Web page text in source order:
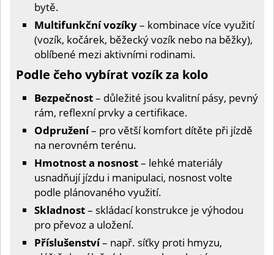
bytě.
Multifunkční vozíky– kombinace více využití
(vozík, kočárek, běžecký vozík nebo na běžky),
oblíbené mezi aktivními rodinami.
Podle čeho vybírat vozík za kolo
Bezpečnost– důležité jsou kvalitní pásy, pevný
rám, reflexní prvky a certifikace.
Odpružení– pro větší komfort dítěte při jízdě
na nerovném terénu.
Hmotnost a nosnost– lehké materiály
usnadňují jízdu i manipulaci, nosnost volte
podle plánovaného využití.
Skladnost– skládací konstrukce je výhodou
pro převoz a uložení.
Příslušenství– např. síťky proti hmyzu,